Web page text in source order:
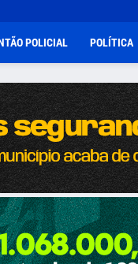
POLICIAL POLÍTICA